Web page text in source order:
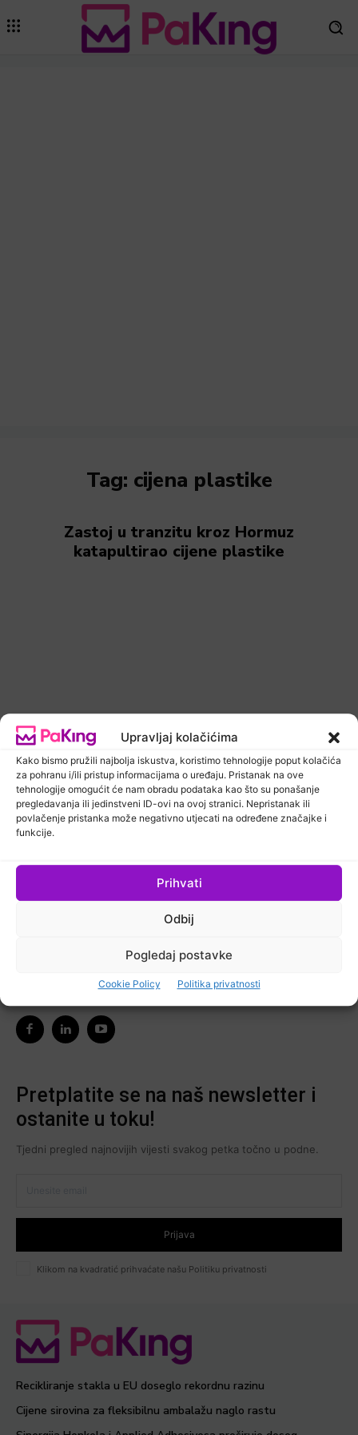
Upravljaj kolačićima
Kako bismo pružili najbolja iskustva, koristimo tehnologije poput kolačića
za pohranu i/ili pristup informacijama o uređaju. Pristanak na ove
tehnologije omogućit će nam obradu podataka kao što su ponašanje
pregledavanja ili jedinstveni ID-ovi na ovoj stranici. Nepristanak ili
povlačenje pristanka može negativno utjecati na određene značajke i
funkcije.
Prihvati
Odbij
Pogledaj postavke
Cookie Policy Politika privatnosti
Tag: cijena plastike
Zastoj u tranzitu kroz Hormuz
katapultirao cijene plastike
Newsletter PaKing Hrvatska
Ostanimo u kontaktu
najnovije vijesti iz područja koje vas zanima.
Ne zaboravite nas pratiti na društvenim mrežama!
Pretplatite se na naš newsletter i
ostanite u toku!
Tjedni pregled najnovijih vijesti svakog petka točno u podne.
Prijava
Klikom na kvadratić prihvaćate našu Politiku privatnosti
Recikliranje stakla u EU doseglo rekordnu razinu
Cijene sirovina za fleksibilnu ambalažu naglo rastu